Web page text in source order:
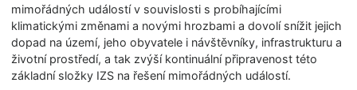
mimořádných událostí v souvislosti s probíhajícími
klimatickými změnami a novými hrozbami a dovolí snížit jejich
dopad na území, jeho obyvatele i návštěvníky, infrastrukturu a
životní prostředí, a tak zvýší kontinuální připravenost této
základní složky IZS na řešení mimořádných událostí.